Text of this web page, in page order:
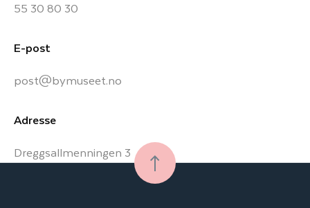
55 30 80 30
E-post
post@bymuseet.no
Adresse
Dreggsallmenningen 3